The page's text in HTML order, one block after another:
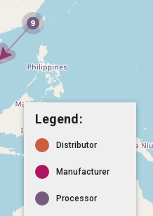
Legend:
Distributor
Manufacturer
Processor